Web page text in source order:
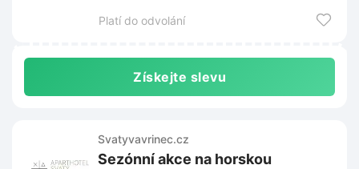
Platí do odvolání
Získejte slevu
Svatyvavrinec.cz
Sezónní akce na horskou